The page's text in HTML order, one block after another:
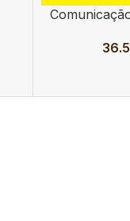
ADICIONAR